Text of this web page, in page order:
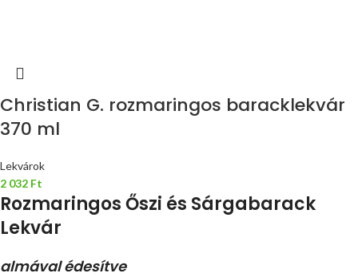
Christian G. rozmaringos baracklekvár
370 ml
Lekvárok
2 032 Ft
Rozmaringos Őszi és Sárgabarack
Lekvár
almával édesítve